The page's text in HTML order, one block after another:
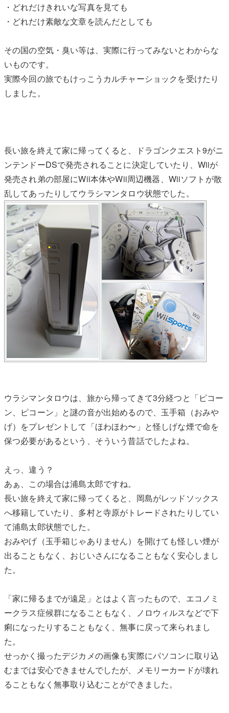
・どれだけきれいな写真を見ても
・どれだけ素敵な文章を読んだとしても
その国の空気・臭い等は、実際に行ってみないとわからな
いものです。
実際今回の旅でもけっこうカルチャーショックを受けたり
しました。
長い旅を終えて家に帰ってくると、ドラゴンクエスト9がニ
ンテンドーDSで発売されることに決定していたり、Wiiが
発売され弟の部屋にWii本体やWii周辺機器、Wiiソフトが散
乱してあったりしてウラシマンタロウ状態でした。
ウラシマンタロウは、旅から帰ってきて3分経つと「ピコー
ン、ピコーン」と謎の音が出始めるので、玉手箱（おみや
げ）をプレゼントして「ほわほわ〜」と怪しげな煙で命を
保つ必要があるという、そういう昔話でしたよね。
えっ、違う？
あぁ、この場合は浦島太郎ですね。
長い旅を終えて家に帰ってくると、岡島がレッドソックス
へ移籍していたり、多村と寺原がトレードされたりしてい
て浦島太郎状態でした。
おみやげ（玉手箱じゃありません）を開けても怪しい煙が
出ることもなく、おじいさんになることもなく安心しまし
た。
「家に帰るまでが遠足」とはよく言ったもので、エコノミ
ークラス症候群になることもなく、ノロウィルスなどで下
痢になったりすることもなく、無事に戻って来られまし
た。
せっかく撮ったデジカメの画像も実際にパソコンに取り込
むまでは安心できませんでしたが、メモリーカードが壊れ
ることもなく無事取り込むことができました。